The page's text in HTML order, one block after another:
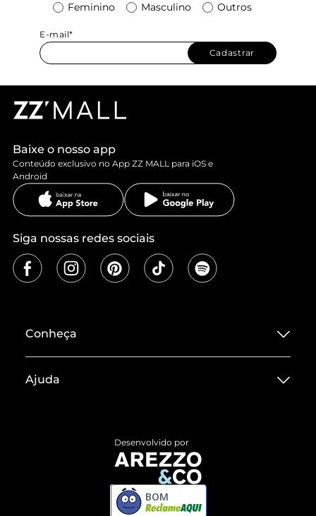
Feminino Masculino Outros
E-mail*
Cadastrar
Baixe o nosso app
Conteúdo exclusivo no App ZZ MALL para iOS e
Android
Siga nossas redes sociais
Conheça
Termos de Uso
ZZ MALL é confiável
Ajuda
Devolução do Produto
Compre pelo WhatsApp
Desenvolvido por
BOM